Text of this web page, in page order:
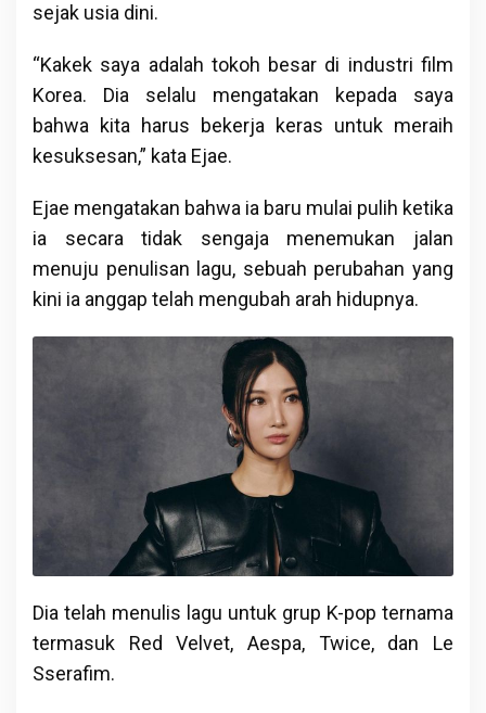
sejak usia dini.
“Kakek saya adalah tokoh besar di industri film
Korea. Dia selalu mengatakan kepada saya
bahwa kita harus bekerja keras untuk meraih
kesuksesan,” kata Ejae.
Ejae mengatakan bahwa ia baru mulai pulih ketika
ia secara tidak sengaja menemukan jalan
menuju penulisan lagu, sebuah perubahan yang
kini ia anggap telah mengubah arah hidupnya.
Dia telah menulis lagu untuk grup K-pop ternama
termasuk Red Velvet, Aespa, Twice, dan Le
Sserafim.